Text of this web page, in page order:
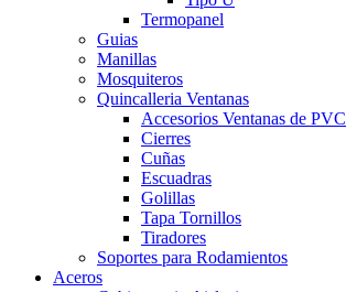
Termopanel
Guias
Manillas
Mosquiteros
Quincalleria Ventanas
Accesorios Ventanas de PVC
Cierres
Cuñas
Escuadras
Golillas
Tapa Tornillos
Tiradores
Soportes para Rodamientos
Aceros